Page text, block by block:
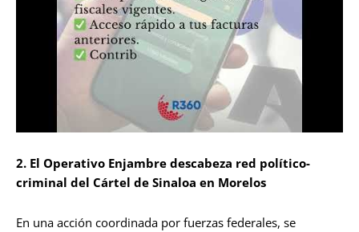
2. El Operativo Enjambre descabeza red político-
criminal del Cártel de Sinaloa en Morelos
En una acción coordinada por fuerzas federales, se